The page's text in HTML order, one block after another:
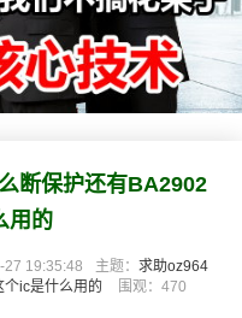
断保护还有BA2902
用的
27 19:35:48 主题：求助oz964
ic是什么用的
围观： 470